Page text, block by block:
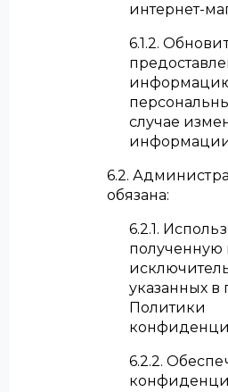
интернет-
6.1.2.
случае
6.2.
обязана:
6.2.1.
указанных в
Политики
6.2.2.